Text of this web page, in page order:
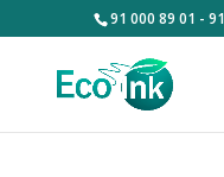
91 000 89 01 -